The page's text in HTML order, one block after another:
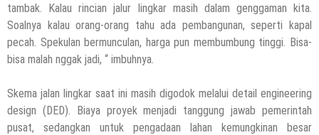
tambak. Kalau rincian jalur lingkar masih dalam genggaman kita.
Soalnya kalau orang-orang tahu ada pembangunan, seperti kapal
pecah. Spekulan bermunculan, harga pun membumbung tinggi. Bisa-
bisa malah nggak jadi, “ imbuhnya.
Skema jalan lingkar saat ini masih digodok melalui detail engineering
design (DED). Biaya proyek menjadi tanggung jawab pemerintah
pusat, sedangkan untuk pengadaan lahan kemungkinan besar